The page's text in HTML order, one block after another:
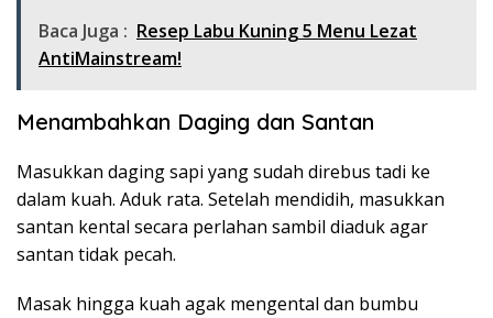
Baca Juga : Resep Labu Kuning 5 Menu Lezat
AntiMainstream!
Menambahkan Daging dan Santan
Masukkan daging sapi yang sudah direbus tadi ke
dalam kuah. Aduk rata. Setelah mendidih, masukkan
santan kental secara perlahan sambil diaduk agar
santan tidak pecah.
Masak hingga kuah agak mengental dan bumbu